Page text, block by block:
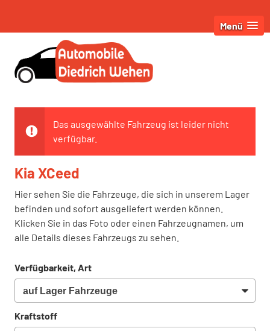
Menü
Das ausgewählte Fahrzeug ist leider nicht
verfügbar.
Kia XCeed
Hier sehen Sie die Fahrzeuge, die sich in unserem Lager
befinden und sofort ausgeliefert werden können.
Klicken Sie in das Foto oder einen Fahrzeugnamen, um
alle Details dieses Fahrzeugs zu sehen.
Verfügbarkeit, Art
Kraftstoff